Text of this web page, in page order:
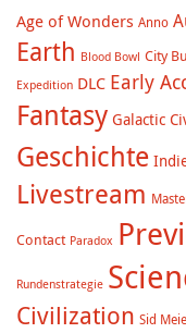
Age of Wonders Anno
Earth Blood Bowl City
Expedition DLC Early
Fantasy Galactic
Geschichte
Livestream
Contact Paradox
Rundenstrategie
Civilization Sid